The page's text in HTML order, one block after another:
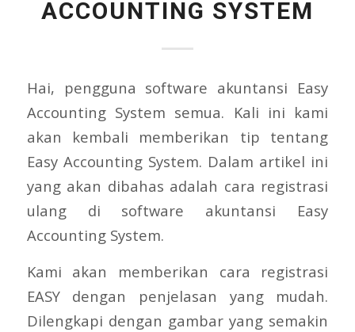
ACCOUNTING SYSTEM
Hai, pengguna software akuntansi Easy
Accounting System semua. Kali ini kami
akan kembali memberikan tip tentang
Easy Accounting System. Dalam artikel ini
yang akan dibahas adalah cara registrasi
ulang di software akuntansi Easy
Accounting System.
Kami akan memberikan cara registrasi
EASY dengan penjelasan yang mudah.
Dilengkapi dengan gambar yang semakin